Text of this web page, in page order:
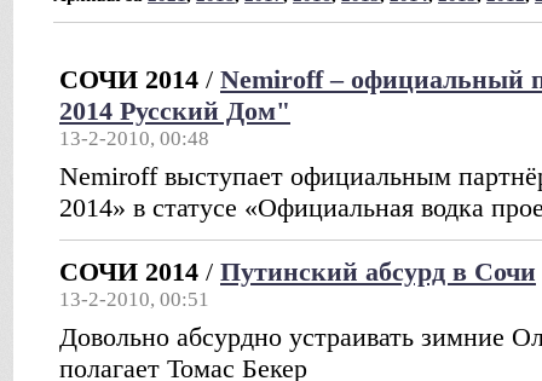
СОЧИ 2014 / Nemiroff – официальный
2014 Русский Дом"
13-2-2010, 00:48
Nemiroff выступает официальным
2014» в статусе «Официальная водка
СОЧИ 2014 / Путинский абсурд в Сочи
13-2-2010, 00:51
Довольно абсурдно устраивать зимние
полагает Томас Бекер